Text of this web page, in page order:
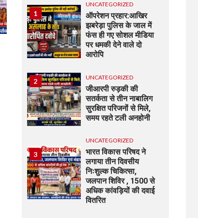
1
UNCATEGORIZED
ऑपरेशन प्रहार:आखिर
झबरेड़ा पुलिस के जाल में
फंस ही गए सोशल मीडिया
पर धमकी देने वाले दो
आरोपि
2 UNCATEGORIZED
जीआरपी रुड़की की
सतर्कता से तीन नाबालिग
सुरक्षित परिजनों से मिले,
समय रहते टली अनहोनी
3
UNCATEGORIZED
भारत विकास परिषद ने
लगाया तीन दिवसीय
निःशुल्क चिकित्सा,
जलपान शिविर , 1500 से
अधिक कांवड़ियों की दवाई
वितरित